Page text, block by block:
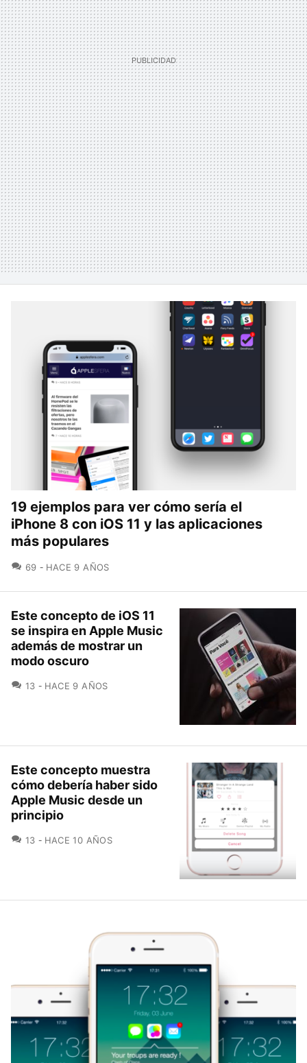
19 ejemplos para ver cómo sería el
iPhone 8 con iOS 11 y las aplicaciones
más populares
69 COMENTARIOS
HACE 9 AÑOS
Este concepto de iOS 11
se inspira en Apple Music
además de mostrar un
modo oscuro
13 COMENTARIOS
HACE 9 AÑOS
Este concepto muestra
cómo debería haber sido
Apple Music desde un
principio
13 COMENTARIOS
HACE 10 AÑOS